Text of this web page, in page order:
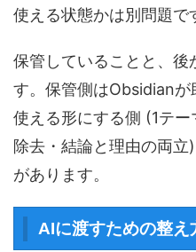
使える状態かは別問題で
保管していることと、
す。保管側はObsidianが
使える形にする側 (1テ
除去・結論と理由の両
があります。
AIに渡すための整え